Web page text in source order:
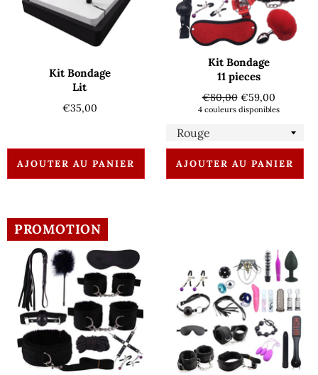
Kit Bondage
Lit
Prix
€35,00
AJOUTER AU PANIER
Kit Bondage
11 pieces
Prix
régulier
€80,00 Prix
réduit
€59,00
4 couleurs disponibles
AJOUTER AU PANIER
PROMOTION